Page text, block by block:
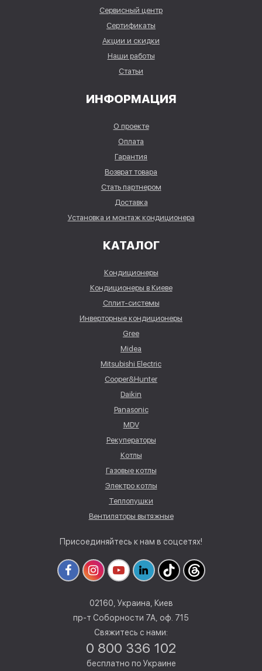
Сервисный центр
Сертификаты
Акции и скидки
Наши работы
Статьи
ИНФОРМАЦИЯ
О проекте
Оплата
Гарантия
Возврат товара
Стать партнером
Доставка
Установка и монтаж кондиционера
КАТАЛОГ
Кондиционеры
Кондиционеры в Киеве
Сплит-системы
Инверторные кондиционеры
Gree
Midea
Mitsubishi Electric
Cooper&Hunter
Daikin
Panasonic
MDV
Рекуператоры
Котлы
Газовые котлы
Электро котлы
Теплопушки
Вентиляторы вытяжные
Присоединяйтесь к нам в соцсетях!
02160, Украина, Киев
пр-т Соборности 7А, оф. 715
Свяжитесь с нами:
0 800 336 102
бесплатно по Украине